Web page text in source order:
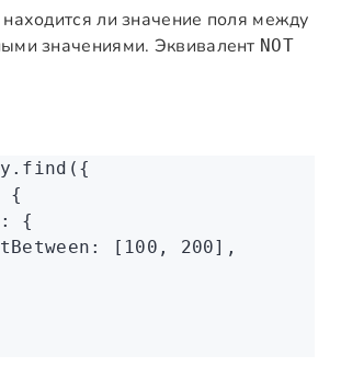
ли значение поля между
значениями. Эквивалент NOT
.find ({
{
:
{
: [ 100 , 200] ,